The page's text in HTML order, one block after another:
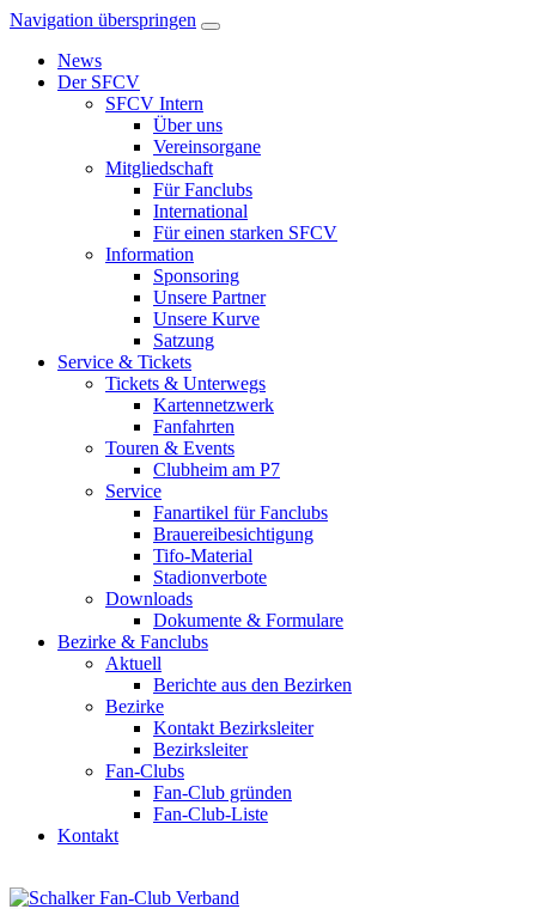
Navigation überspringen
News
Der SFCV
SFCV Intern
Über uns
Vereinsorgane
Mitgliedschaft
Für Fanclubs
International
Für einen starken SFCV
Information
Sponsoring
Unsere Partner
Unsere Kurve
Satzung
Service & Tickets
Tickets & Unterwegs
Kartennetzwerk
Fanfahrten
Touren & Events
Clubheim am P7
Service
Fanartikel für Fanclubs
Brauereibesichtigung
Tifo-Material
Stadionverbote
Downloads
Dokumente & Formulare
Bezirke & Fanclubs
Aktuell
Berichte aus den Bezirken
Bezirke
Kontakt Bezirksleiter
Bezirksleiter
Fan-Clubs
Fan-Club gründen
Fan-Club-Liste
Kontakt